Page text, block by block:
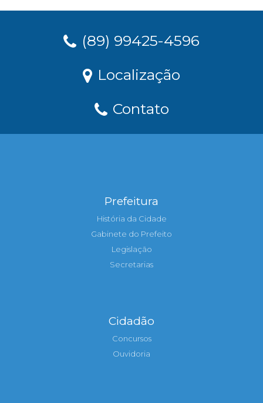
(89) 99425-4596
Localização
Contato
Prefeitura
História da Cidade
Gabinete do Prefeito
Legislação
Secretarias
Cidadão
Concursos
Ouvidoria